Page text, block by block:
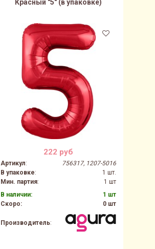
Красный "5" (в упаковке)
222 руб
Артикул:
756317, 1207-5016
В упаковке:
1 шт.
Мин. партия:
1 шт
В наличии:
1 шт
Скоро:
0 шт
Производитель: